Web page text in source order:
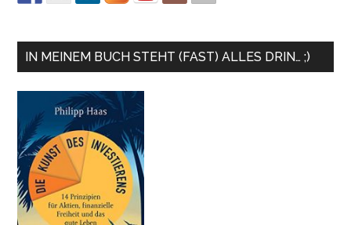
IN MEINEM BUCH STEHT (FAST) ALLES DRIN… ;)